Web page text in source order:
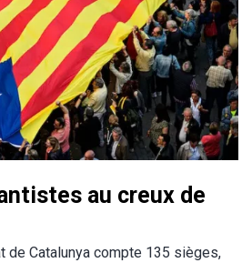
au creux de
de Catalunya compte 135 sièges,